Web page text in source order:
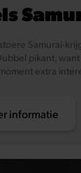
Samurai-
pikant,
extra
informatie